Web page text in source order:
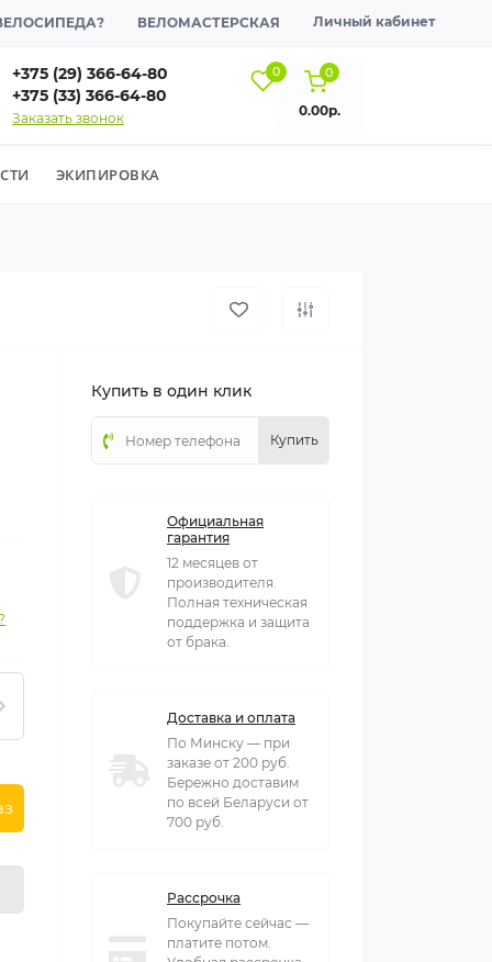
ВЕЛОМАСТЕРСКАЯ Личный кабинет
+375 (29) 366-64-80
+375 (33) 366-64-80
Заказать звонок
0 0
0.00р.
ЭКИПИРОВКА
Купить в один клик
Купить
Официальная
гарантия
12 месяцев от
производителя.
Полная техническая
поддержка и защита
от брака.
Доставка и оплата
По Минску — при
заказе от 200 руб.
Бережно доставим
по всей Беларуси от
700 руб.
Рассрочка
Покупайте сейчас —
платите потом.